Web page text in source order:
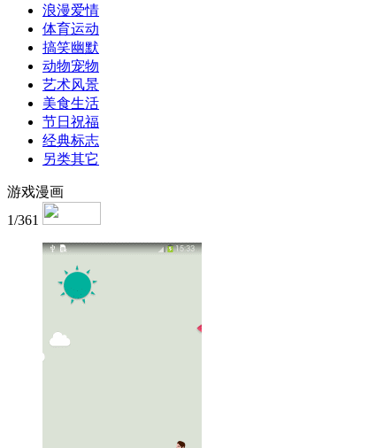
浪漫爱情
体育运动
搞笑幽默
动物宠物
艺术风景
美食生活
节日祝福
经典标志
另类其它
游戏漫画
1/361